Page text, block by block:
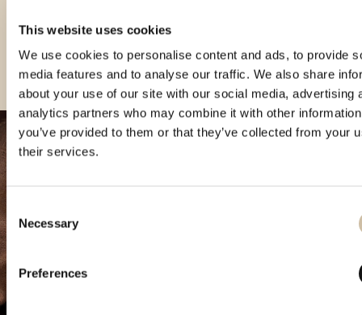
This website uses cookies
We use cookies to personalise content and ads, to provide
media features and to analyse our traffic. We also share
about your use of our site with our social media, advertising
analytics partners who may combine it with other
you’ve provided to them or that they’ve collected from your
their services.
Selection
Necessary
Preferences